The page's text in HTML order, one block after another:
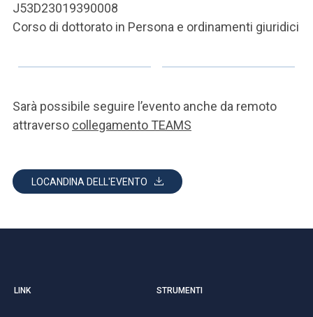
J53D23019390008
Corso di dottorato in Persona e ordinamenti giuridici
Sarà possibile seguire l’evento anche da remoto
attraverso collegamento TEAMS
LOCANDINA DELL'EVENTO
LINK STRUMENTI